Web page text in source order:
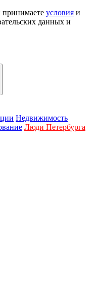
принимаете условия и
данных и
Недвижимость
Люди Петербурга